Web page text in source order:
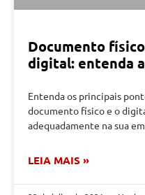
Documento
digital: entenda
Entenda os principais
documento físico e o
adequadamente na sua
LEIA MAIS »